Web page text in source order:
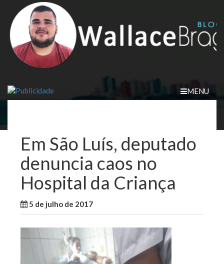
content
MENU
Em São Luís, deputado
denuncia caos no
Hospital da Criança
5 de julho de 2017